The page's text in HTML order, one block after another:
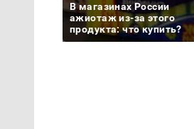
В магазинах России
ажиотаж из-за этого
продукта: что купить?